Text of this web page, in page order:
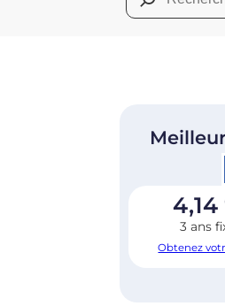
4,14
3 ans
Obtenez